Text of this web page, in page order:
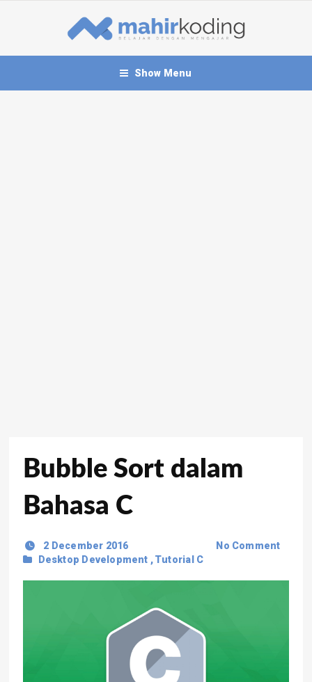
Show Menu
Bubble Sort dalam
Bahasa C
2 December 2016
No Comment
Desktop Development ,Tutorial C